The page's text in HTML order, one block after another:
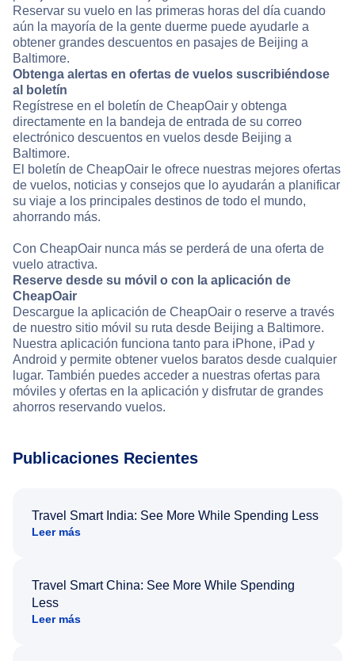
Reservar su vuelo en las primeras horas del día cuando
aún la mayoría de la gente duerme puede ayudarle a
obtener grandes descuentos en pasajes de Beijing a
Baltimore.
Obtenga alertas en ofertas de vuelos suscribiéndose
al boletín
Regístrese en el boletín de CheapOair y obtenga
directamente en la bandeja de entrada de su correo
electrónico descuentos en vuelos desde Beijing a
Baltimore.
El boletín de CheapOair le ofrece nuestras mejores ofertas
de vuelos, noticias y consejos que lo ayudarán a planificar
su viaje a los principales destinos de todo el mundo,
ahorrando más.
Con CheapOair nunca más se perderá de una oferta de
vuelo atractiva.
Reserve desde su móvil o con la aplicación de
CheapOair
Descargue la aplicación de CheapOair o reserve a través
de nuestro sitio móvil su ruta desde Beijing a Baltimore.
Nuestra aplicación funciona tanto para iPhone, iPad y
Android y permite obtener vuelos baratos desde cualquier
lugar. También puedes acceder a nuestras ofertas para
móviles y ofertas en la aplicación y disfrutar de grandes
ahorros reservando vuelos.
Publicaciones Recientes
Travel Smart India: See More While Spending Less
Leer más
Travel Smart China: See More While Spending
Less
Leer más